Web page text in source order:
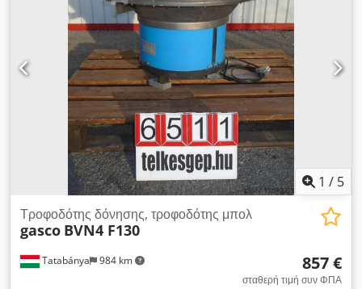
1 / 5
Tatabánya 984 km
Τροφοδότης δόνησης, τροφοδότης μπολ
gasco BVN4 F130
857 €
σταθερή τιμή συν ΦΠΑ